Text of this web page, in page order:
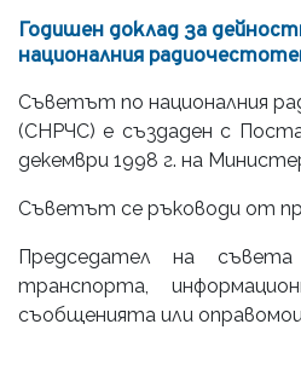
Годишен доклад за
националния
Съветът по националния
(СНРЧС) е създаден с
декември 1998 г. на
Съветът се ръководи от
Председател на
транспорта,
съобщенията или